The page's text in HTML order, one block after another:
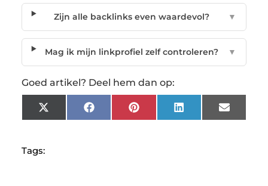
Zijn alle backlinks even waardevol? ▼
Mag ik mijn linkprofiel zelf controleren? ▼
Goed artikel? Deel hem dan op:
X
(Twitter)
FacebookPinterest LinkedIn Email
Tags: